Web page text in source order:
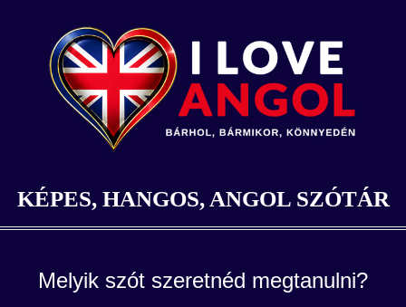
KÉPES, HANGOS, ANGOL SZÓTÁR
Melyik szót szeretnéd megtanulni?